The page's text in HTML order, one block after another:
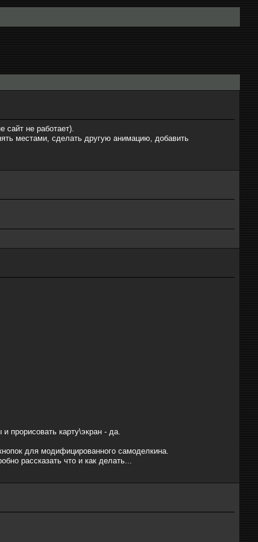
не работает).
местами, сделать другую анимацию, добавить
прорисовать карту\экран - да.
для модифицированного самоделкина.
рассказать что и как делать...